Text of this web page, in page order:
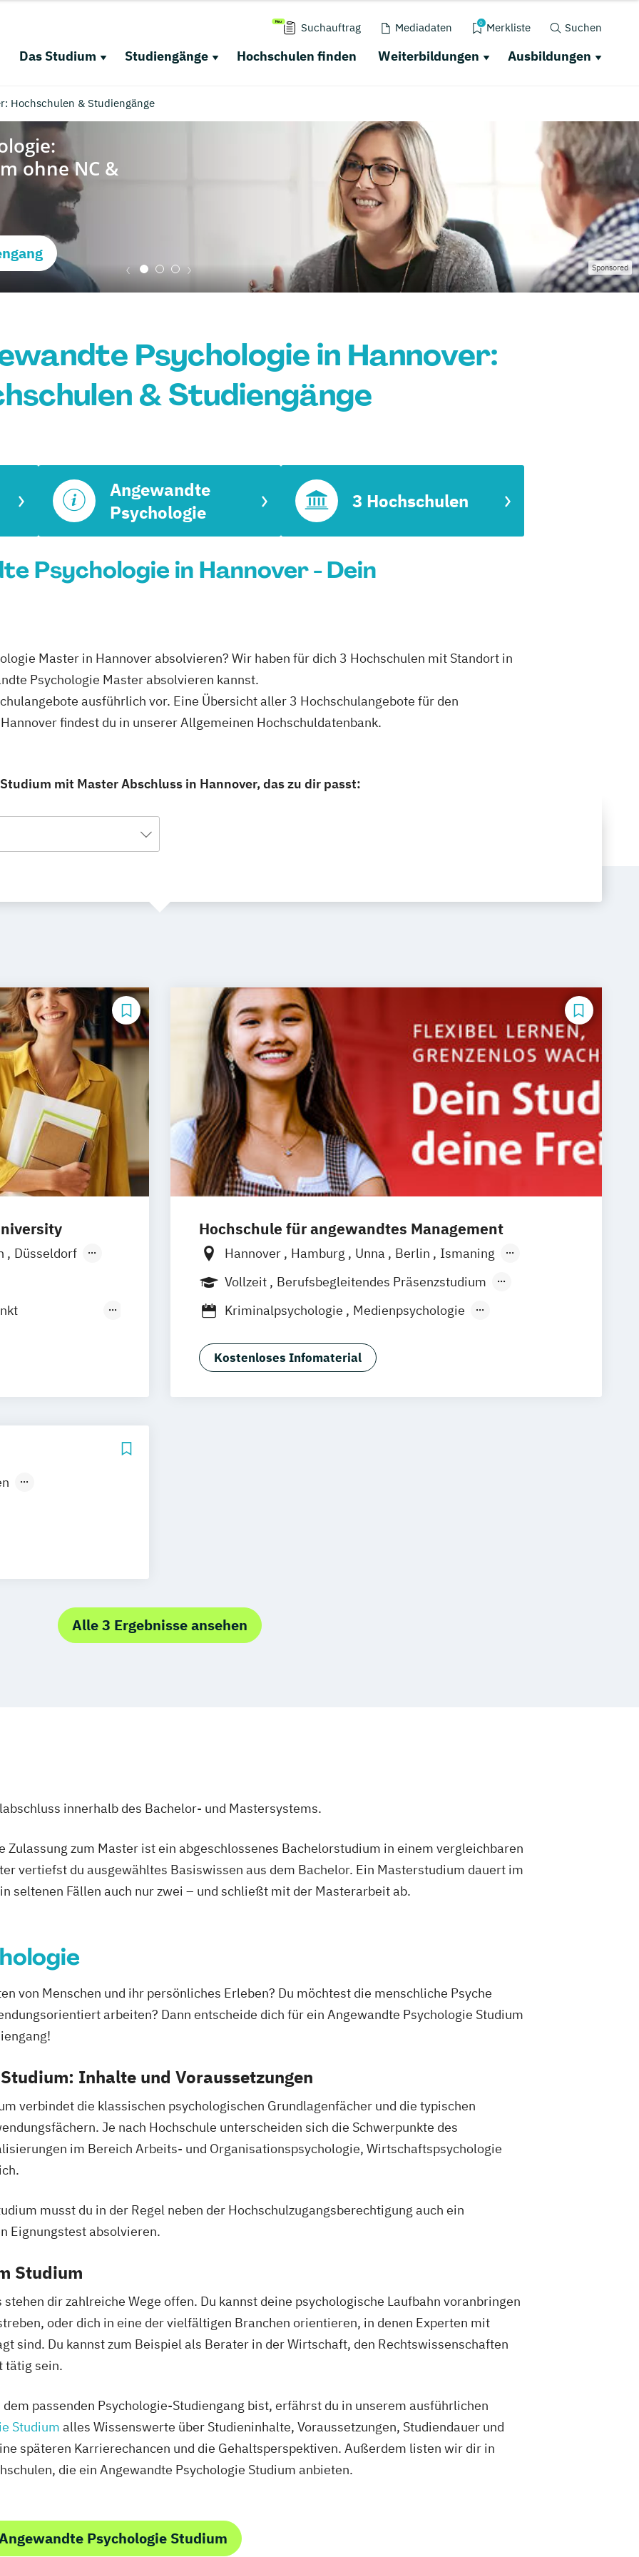
Suchauftrag Mediadaten 0 Merkliste Suchen
Das Studium Studiengänge Hochschulen finden Weiterbildungen Ausbildungen
Hochschulen & Studiengänge
Sponsored
Psychologie in Hannover:
& Studiengänge
Angewandte
Psychologie
3 Hochschulen
Psychologie in Hannover - Dein
Master in Hannover absolvieren? Wir haben für dich 3 Hochschulen mit Standort in
Psychologie Master absolvieren kannst.
ausführlich vor. Eine Übersicht aller 3 Hochschulangebote für den
findest du in unserer Allgemeinen Hochschuldatenbank.
mit Master Abschluss in Hannover, das zu dir passt:
Düsseldorf
Klinische
Hochschule für angewandtes Management
Hannover Hamburg Unna Berlin
Ismaning
Mannheim
Wien Frankfurt Leipzig
Düsseldorf
Nürnberg Stuttgart
Vollzeit
Berufsbegleitendes Präsenzstudium
Duales Studium
Fernstudium
Kriminalpsychologie
Medienpsychologie
Wirtschaftspsychologie
Wirtschaftspsychologie - Digital Transformation
Kostenloses Infomaterial
/ Nürnberg
Digitalisierung
Alle 3 Ergebnisse ansehen
innerhalb des Bachelor- und Mastersystems.
Zulassung zum Master ist ein abgeschlossenes Bachelorstudium in einem vergleichbaren
vertiefst du ausgewähltes Basiswissen aus dem Bachelor. Ein Masterstudium dauert im
seltenen Fällen auch nur zwei – und schließt mit der Masterarbeit ab.
von Menschen und ihr persönliches Erleben? Du möchtest die menschliche Psyche
arbeiten? Dann entscheide dich für ein Angewandte Psychologie Studium
Inhalte und Voraussetzungen
verbindet die klassischen psychologischen Grundlagenfächer und die typischen
Je nach Hochschule unterscheiden sich die Schwerpunkte des
im Bereich Arbeits- und Organisationspsychologie, Wirtschaftspsychologie
musst du in der Regel neben der Hochschulzugangsberechtigung auch ein
Eignungstest absolvieren.
Studium
dir zahlreiche Wege offen. Du kannst deine psychologische Laufbahn voranbringen
oder dich in eine der vielfältigen Branchen orientieren, in denen Experten mit
sind. Du kannst zum Beispiel als Berater in der Wirtschaft, den Rechtswissenschaften
tätig sein.
dem passenden Psychologie-Studiengang bist, erfährst du in unserem ausführlichen
Studium alles Wissenswerte über Studieninhalte, Voraussetzungen, Studiendauer und
späteren Karrierechancen und die Gehaltsperspektiven. Außerdem listen wir dir in
die ein Angewandte Psychologie Studium anbieten.
Psychologie Studium